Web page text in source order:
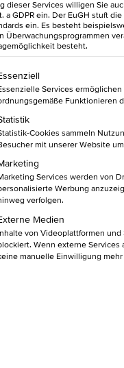
dieser Services willigen Sie
a GDPR ein. Der EuGH stuft
ein. Es besteht
Überwachungsprogrammen
besteht.
eine Liste der
Services
Funktionieren
Cookies sammeln
mit unserer Website
Services werden von
Werbung
verfolgen.
Medien
von Videoplattformen
Wenn externe Services
manuelle Einwilligung mehr